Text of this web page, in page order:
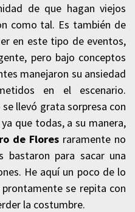
de que hagan viejos
como tal. Es también de
en este tipo de eventos,
pero bajo conceptos
manejaron su ansiedad
en el escenario.
llevó grata sorpresa con
que todas, a su manera,
de Flores raramente no
bastaron para sacar una
He aquí un poco de lo
se repita con
la costumbre.